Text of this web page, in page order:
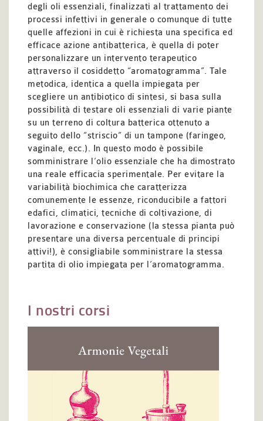
degli oli essenziali, finalizzati al trattamento dei
processi infettivi in generale o comunque di tutte
quelle affezioni in cui è richiesta una specifica ed
efficace azione antibatterica, è quella di poter
personalizzare un intervento terapeutico
attraverso il cosiddetto “aromatogramma”. Tale
metodica, identica a quella impiegata per
scegliere un antibiotico di sintesi, si basa sulla
possibilità di testare oli essenziali di varie piante
su un terreno di coltura batterica ottenuto a
seguito dello “striscio” di un tampone (faringeo,
vaginale, ecc.). In questo modo è possibile
somministrare l’olio essenziale che ha dimostrato
una reale efficacia sperimentale. Per evitare la
variabilità biochimica che caratterizza
comunemente le essenze, riconducibile a fattori
edafici, climatici, tecniche di coltivazione, di
lavorazione e conservazione (la stessa pianta può
presentare una diversa percentuale di principi
attivi!), è consigliabile somministrare la stessa
partita di olio impiegata per l’aromatogramma.
I nostri corsi